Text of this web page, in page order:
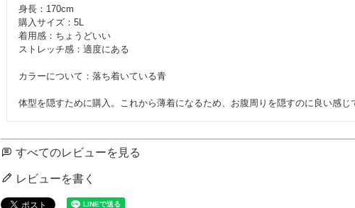
身長：170cm
購入サイズ：5L
着用感：ちょうどいい
ストレッチ感：適度にある
カラーについて：落ち着いている青
体型を隠すために購入。これから薄着になるため、お腹周りを隠すのに良い感じ
すべてのレビューを見る
レビューを書く